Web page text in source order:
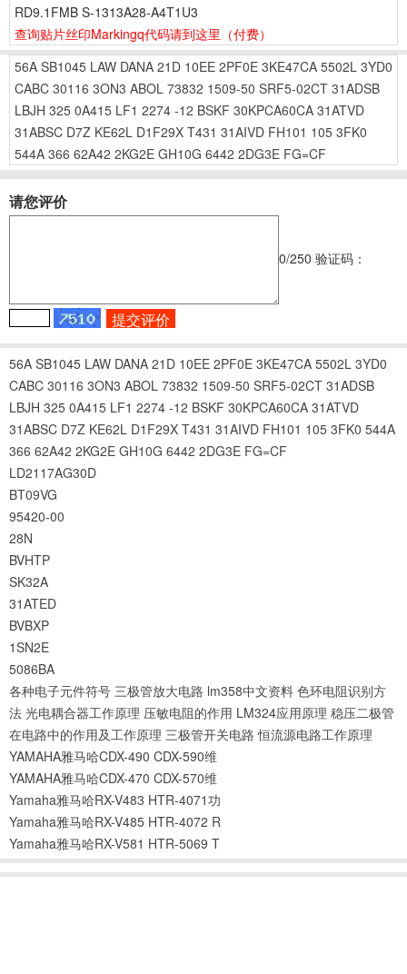
RD9.1FMB S-1313A28-A4T1U3
查询贴片丝印Markingq代码请到这里 （付费）
56A SB1045 LAW DANA 21D 10EE 2PF0E 3KE47CA 5502L 3YD0
CABC 30116 3ON3 ABOL 73832 1509-50 SRF5-02CT 31ADSB
LBJH 325 0A415 LF1 2274 -12 BSKF 30KPCA60CA 31ATVD
31ABSC D7Z KE62L D1F29X T431 31AIVD FH101 105 3FK0
544A 366 62A42 2KG2E GH10G 6442 2DG3E FG=CF
请您评价
0/250 验证码：
56A SB1045 LAW DANA 21D 10EE 2PF0E 3KE47CA 5502L 3YD0
CABC 30116 3ON3 ABOL 73832 1509-50 SRF5-02CT 31ADSB
LBJH 325 0A415 LF1 2274 -12 BSKF 30KPCA60CA 31ATVD
31ABSC D7Z KE62L D1F29X T431 31AIVD FH101 105 3FK0 544A
366 62A42 2KG2E GH10G 6442 2DG3E FG=CF
LD2117AG30D
BT09VG
95420-00
28N
BVHTP
SK32A
31ATED
BVBXP
1SN2E
5086BA
各种电子元件符号 三极管放大电路 lm358中文资料 色环电阻识别方
法 光电耦合器工作原理 压敏电阻的作用 LM324应用原理 稳压二极管
在电路中的作用及工作原理 三极管开关电路 恒流源电路工作原理
YAMAHA雅马哈CDX-490 CDX-590维
YAMAHA雅马哈CDX-470 CDX-570维
Yamaha雅马哈RX-V483 HTR-4071功
Yamaha雅马哈RX-V485 HTR-4072 R
Yamaha雅马哈RX-V581 HTR-5069 T